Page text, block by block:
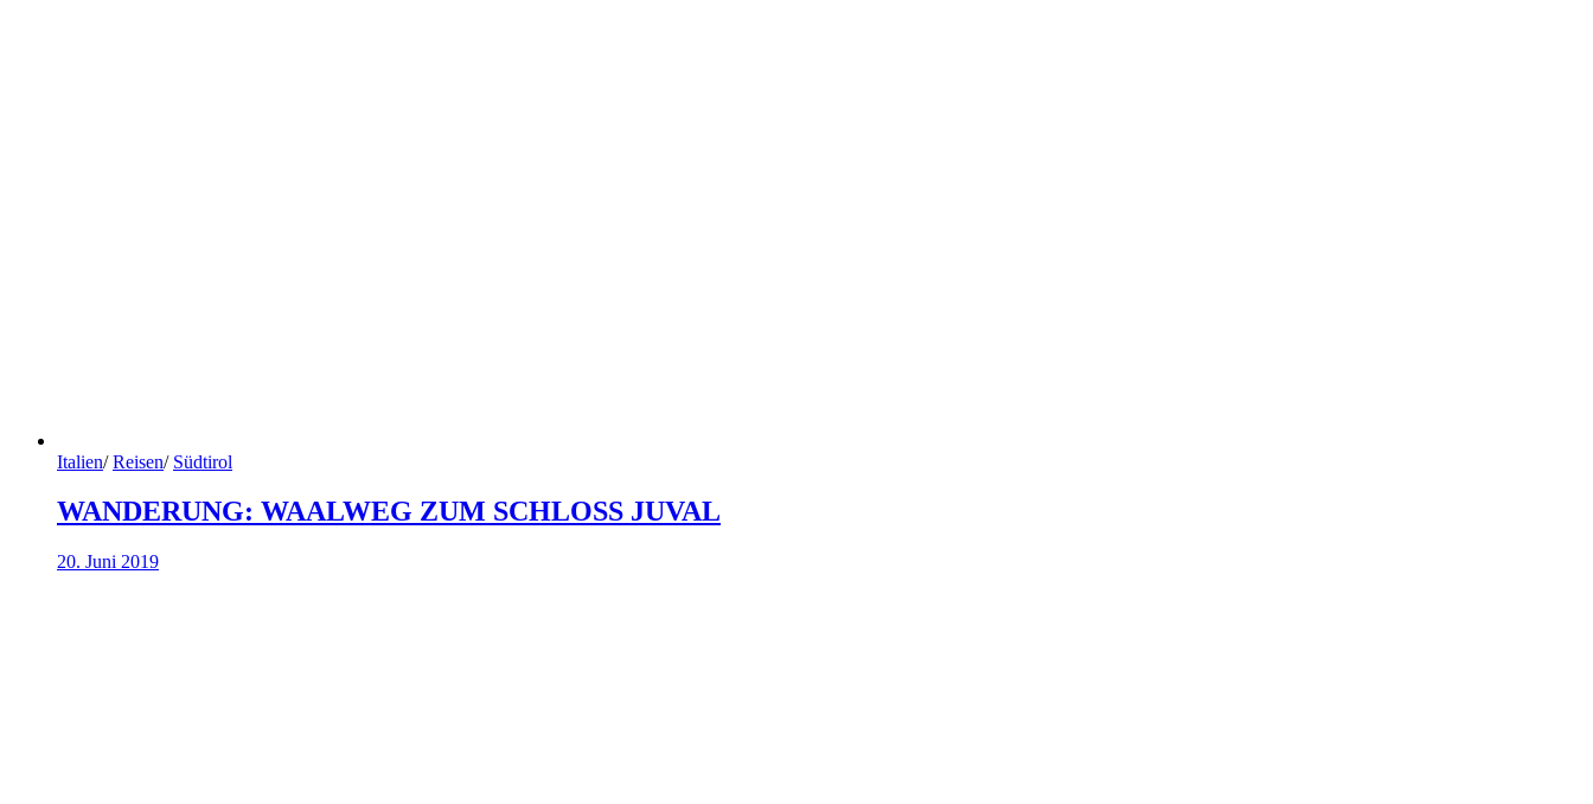
Italien/ Reisen/ Südtirol
WANDERUNG: WAALWEG ZUM SCHLOSS JUVAL
20. Juni 2019